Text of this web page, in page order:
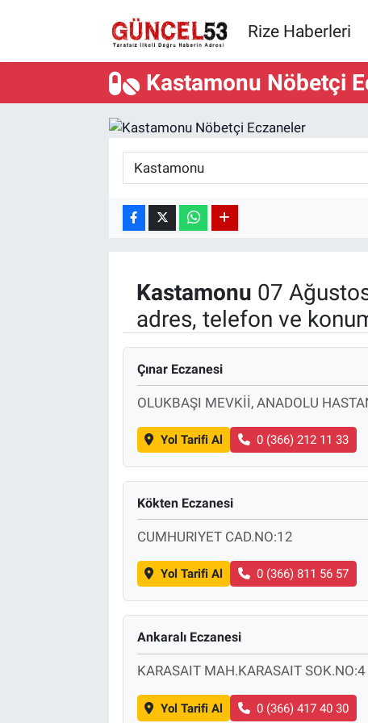
Rize Haberleri
Kastamonu Nöbetçi
Kastamonu 07
adres, telefon ve
Çınar Eczanesi
OLUKBAŞI MEVKİİ, ANADOLU
Yol Tarifi Al 0 (366) 212 11 33
Kökten Eczanesi
CUMHURIYET CAD.NO:12
Yol Tarifi Al 0 (366) 811 56 57
Ankaralı Eczanesi
KARASAIT MAH.KARASAIT SOK.NO:4
Yol Tarifi Al 0 (366) 417 40 30